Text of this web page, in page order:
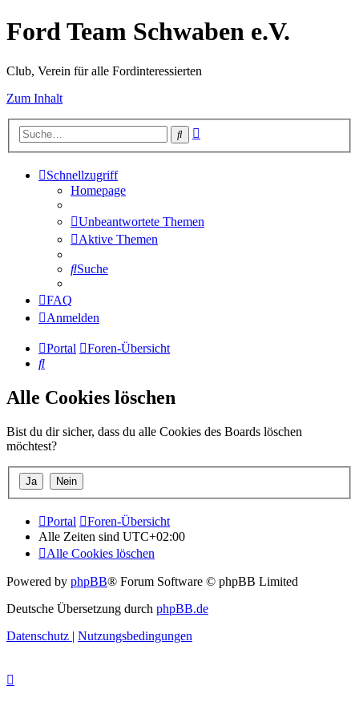
Ford Team Schwaben e.V.
Club, Verein für alle Fordinteressierten
Zum Inhalt
Suche
Schnellzugriff
Homepage
Unbeantwortete Themen
Aktive Themen
Suche
FAQ
Anmelden
Portal
Foren-Übersicht
Suche
Alle Cookies löschen
Bist du dir sicher, dass du alle Cookies des Boards löschen
möchtest?
Portal
Foren-Übersicht
Alle Zeiten sind UTC+02:00
Alle Cookies löschen
Powered by phpBB® Forum Software © phpBB Limited
Deutsche Übersetzung durch phpBB.de
Datenschutz | Nutzungsbedingungen